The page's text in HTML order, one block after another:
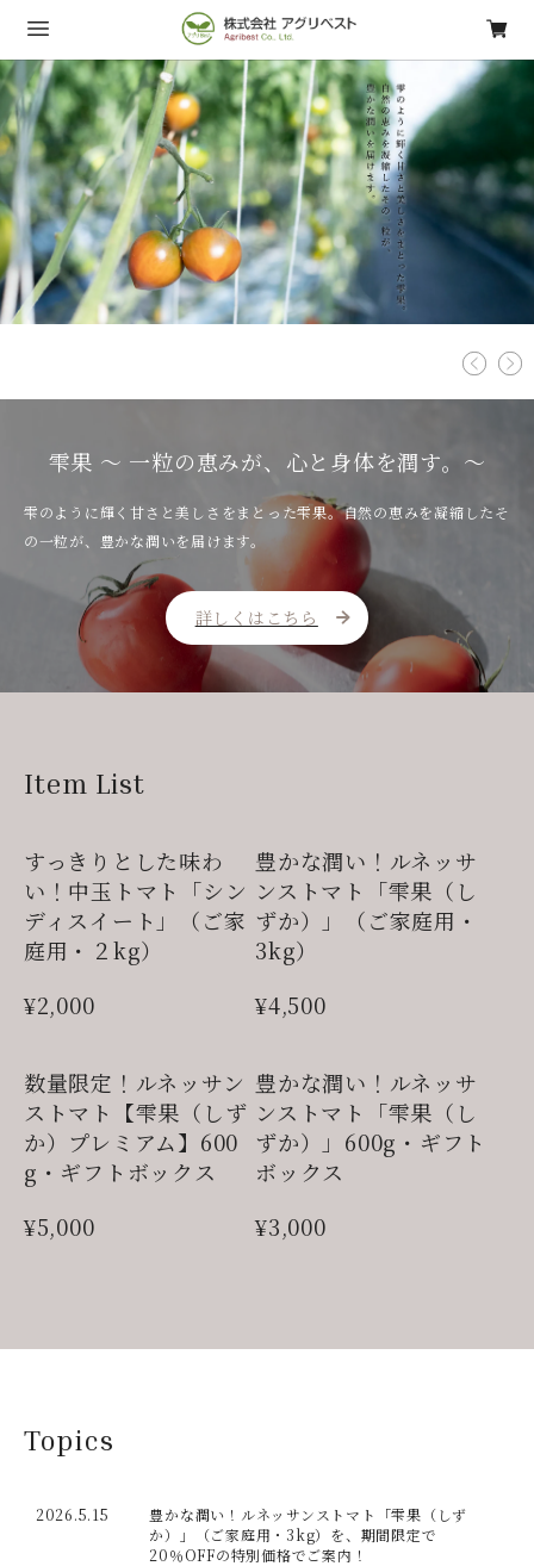
雫果 〜 一粒の恵みが、心と身体を潤す。〜
雫のように輝く甘さと美しさをまとった雫果。自然の恵みを凝縮したそ
の一粒が、豊かな潤いを届けます。
詳しくはこちら
Topics
2026.5.15
豊かな潤い！ルネッサンストマト「雫果（しず
か）」（ご家庭用・3kg）を、期間限定で
20％OFFの特別価格でご案内！
Item List
すっきりとした味わ
い！中玉トマト「シン
ディスイート」（ご家
庭用・２kg）
¥2,000
豊かな潤い！ルネッサ
ンストマト「雫果（し
ずか）」（ご家庭用・
3kg）
¥4,500
数量限定！ルネッサン
ストマト【雫果（しず
か）プレミアム】600
g・ギフトボックス
¥5,000
豊かな潤い！ルネッサ
ンストマト「雫果（し
ずか）」600g・ギフト
ボックス
¥3,000